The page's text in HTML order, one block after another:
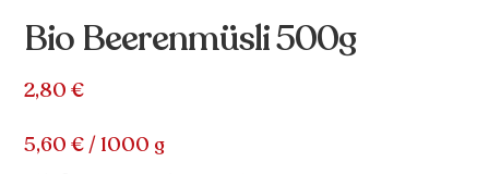
Bio Beerenmüsli 500g
2,80€
5,60€/ 1000 g